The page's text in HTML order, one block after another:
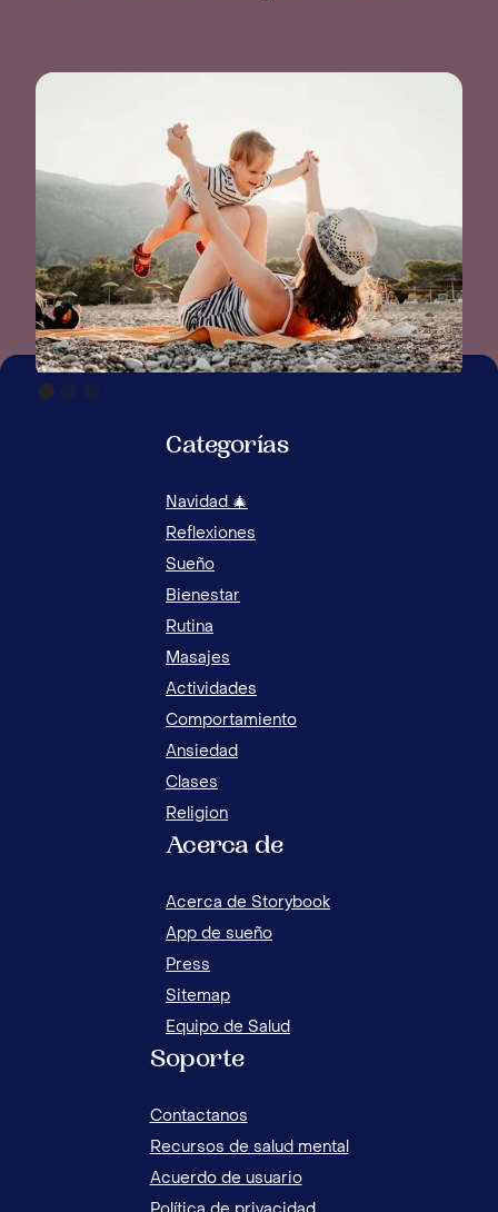
RELACIÓN SANA CON LOS HIJOS?
Categorías
Navidad 🎄
Reflexiones
Sueño
Bienestar
Rutina
Masajes
Actividades
Comportamiento
Ansiedad
Clases
Religion
Acerca de
Acerca de Storybook
App de sueño
Press
Sitemap
Equipo de Salud
Soporte
Contactanos
Recursos de salud mental
Acuerdo de usuario